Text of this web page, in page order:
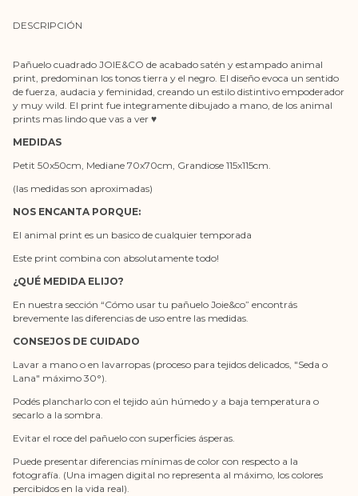
DESCRIPCIÓN
Pañuelo cuadrado JOIE&CO de acabado satén y estampado animal
print, predominan los tonos tierra y el negro. El diseño evoca un sentido
de fuerza, audacia y feminidad, creando un estilo distintivo empoderador
y muy wild. El print fue integramente dibujado a mano, de los animal
prints mas lindo que vas a ver ♥
MEDIDAS
Petit 50x50cm, Mediane 70x70cm, Grandiose 115x115cm.
(las medidas son aproximadas)
NOS ENCANTA PORQUE:
El animal print es un basico de cualquier temporada
Este print combina con absolutamente todo!
¿QUÉ MEDIDA ELIJO?
En nuestra sección “Cómo usar tu pañuelo Joie&co” encontrás
brevemente las diferencias de uso entre las medidas.
CONSEJOS DE CUIDADO
Lavar a mano o en lavarropas (proceso para tejidos delicados, "Seda o
Lana" máximo 30°).
Podés plancharlo con el tejido aún húmedo y a baja temperatura o
secarlo a la sombra.
Evitar el roce del pañuelo con superficies ásperas.
Puede presentar diferencias mínimas de color con respecto a la
fotografía. (Una imagen digital no representa al máximo, los colores
percibidos en la vida real).